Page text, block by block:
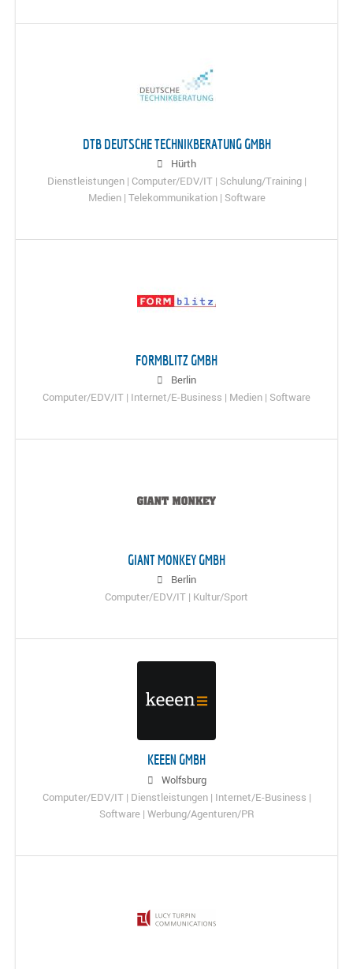
DTB DEUTSCHE TECHNIKBERATUNG GMBH
Hürth
Dienstleistungen | Computer/EDV/IT | Schulung/Training |
Medien | Telekommunikation | Software
FORMBLITZ GMBH
Berlin
Computer/EDV/IT | Internet/E-Business | Medien | Software
GIANT MONKEY GMBH
Berlin
Computer/EDV/IT | Kultur/Sport
KEEEN GMBH
Wolfsburg
Computer/EDV/IT | Dienstleistungen | Internet/E-Business |
Software | Werbung/Agenturen/PR